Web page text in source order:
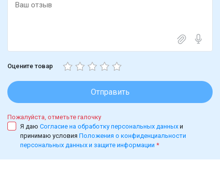
Говорят, что именно у жителей России так популярны
на собственном опыте? Загляните в наш интернет-
Оцените товар
Отправить
Пожалуйста, отметьте галочку
Я даю Согласие на обработку персональных данных и
принимаю условия Положения о конфиденциальности
персональных данных и защите информации *